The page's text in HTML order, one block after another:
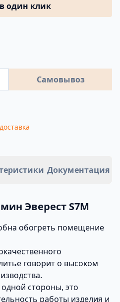
один клик
Самовывоз
доставка
Документация
Эверест S7М
обогреть помещение
говорит о высоком
стороны, это
работы изделия и